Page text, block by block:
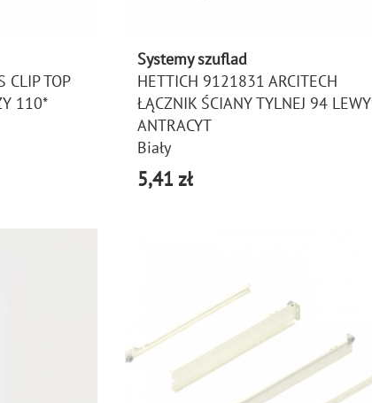
TOP
110*
Systemy szuflad
HETTICH 9121831 ARCITECH
ŁĄCZNIK ŚCIANY TYLNEJ 94 LEWY
ANTRACYT
Biały
5,41 zł